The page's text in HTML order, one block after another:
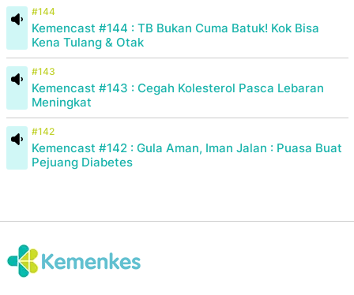
#144
Kemencast #144 : TB Bukan Cuma Batuk! Kok Bisa
Kena Tulang & Otak
#143
Kemencast #143 : Cegah Kolesterol Pasca Lebaran
Meningkat
#142
Kemencast #142 : Gula Aman, Iman Jalan : Puasa Buat
Pejuang Diabetes